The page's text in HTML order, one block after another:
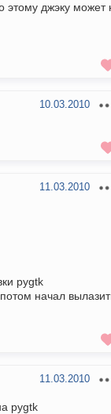
этому джэку может
10.03.2010
11.03.2010
pygtk
начал
11.03.2010
pygtk